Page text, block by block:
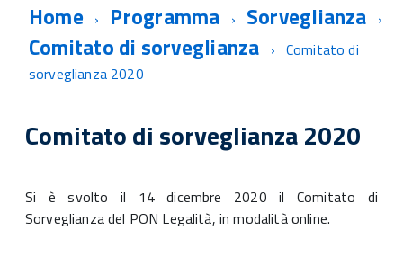
Home Programma
Sorveglianza
Comitato di sorveglianza
Comitato di
sorveglianza 2020
Comitato di sorveglianza 2020
Si è svolto il 14 dicembre 2020 il Comitato di
Sorveglianza del PON Legalità, in modalità online.